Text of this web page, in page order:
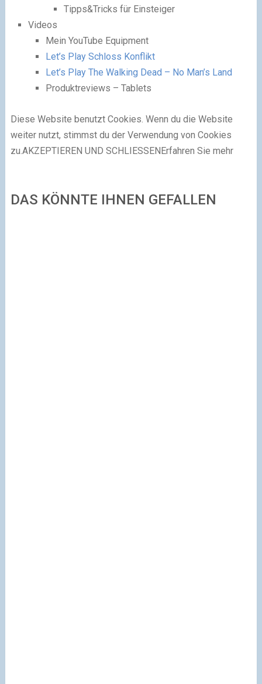
Tipps&Tricks für Einsteiger
Videos
Mein YouTube Equipment
Let’s Play Schloss Konflikt
Let’s Play The Walking Dead – No Man’s Land
Produktreviews – Tablets
Diese Website benutzt Cookies. Wenn du die Website
weiter nutzt, stimmst du der Verwendung von Cookies
zu. AKZEPTIEREN UND SCHLIESSENErfahren Sie mehr
DAS KÖNNTE IHNEN GEFALLEN